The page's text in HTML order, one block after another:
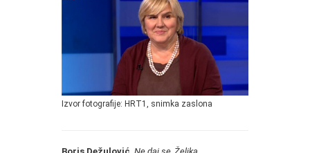
Izvor fotografije: HRT1, snimka zaslona